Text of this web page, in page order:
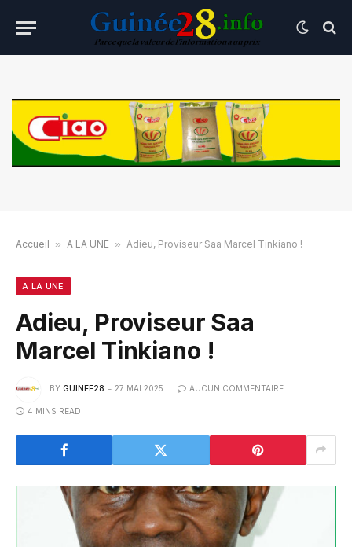
Accueil » A LA UNE » Adieu, Proviseur Saa Marcel Tinkiano !
A LA UNE
Adieu, Proviseur Saa
Marcel Tinkiano !
BY GUINEE28 27 MAI 2025 AUCUN COMMENTAIRE
4 MINS READ